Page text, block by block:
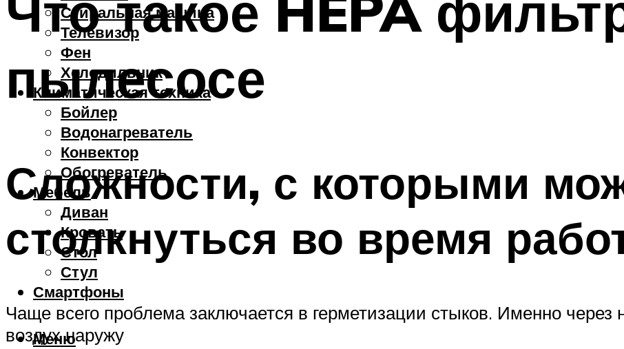
Стиральная машина
Телевизор
Фен
Холодильник
Климатическая техника
Бойлер
Водонагреватель
Конвектор
Обогреватель
Мебель
Диван
Кровать
Стол
Стул
Смартфоны
Меню
пылесосе
Сложности, с которыми
столкнуться во время
Чаще всего проблема заключается в герметизации стыков. Именно через
воздух наружу